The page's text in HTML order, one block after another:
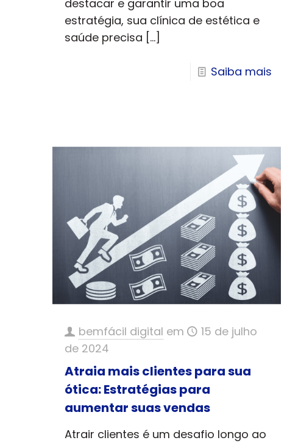
destacar e garantir uma boa
estratégia, sua clínica de estética e
saúde precisa […]
Saiba mais
bemfácil digital em
15 de julho
de 2024
Atraia mais clientes para sua
ótica: Estratégias para
aumentar suas vendas
Atrair clientes é um desafio longo ao